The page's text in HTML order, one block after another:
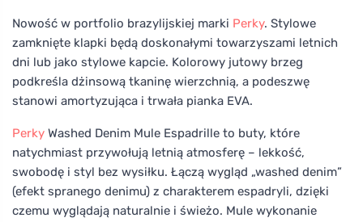
Nowość w portfolio brazylijskiej marki Perky. Stylowe
zamknięte klapki będą doskonałymi towarzyszami letnich
dni lub jako stylowe kapcie. Kolorowy jutowy brzeg
podkreśla dżinsową tkaninę wierzchnią, a podeszwę
stanowi amortyzująca i trwała pianka EVA.
Perky Washed Denim Mule Espadrille to buty, które
natychmiast przywołują letnią atmosferę – lekkość,
swobodę i styl bez wysiłku. Łączą wygląd „washed denim”
(efekt spranego denimu) z charakterem espadryli, dzięki
czemu wyglądają naturalnie i świeżo. Mule wykonanie